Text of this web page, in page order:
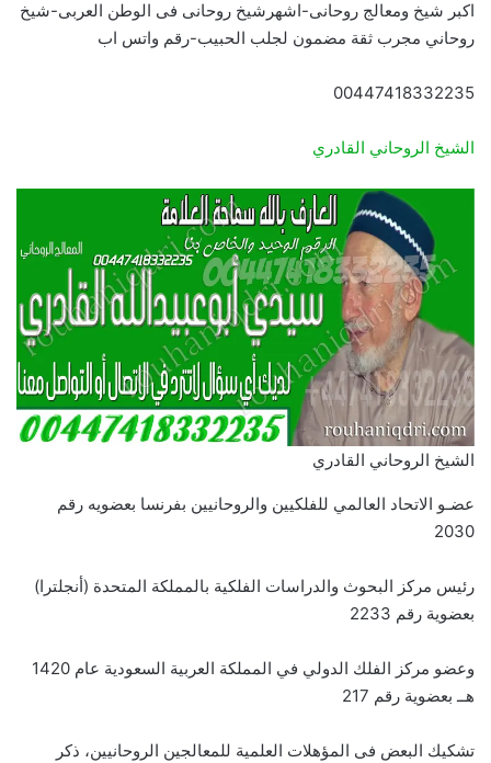
اكبر شيخ ومعالج روحانى-اشهرشيخ روحانى فى الوطن العربى-شيخ
روحاني مجرب ثقة مضمون لجلب الحبيب-رقم واتس اب
00447418332235
الشيخ الروحاني القادري
الشيخ الروحاني القادري
عضـو الاتحاد العالمي للفلكيين والروحانيين بفرنسا بعضويه رقم
2030
رئيس مركز البحوث والدراسات الفلكية بالمملكة المتحدة (أنجلترا)
بعضوية رقم 2233
وعضو مركز الفلك الدولي في المملكة العربية السعودية عام 1420
هــ بعضوية رقم 217
تشكيك البعض فى المؤهلات العلمية للمعالجين الروحانيين، ذكر